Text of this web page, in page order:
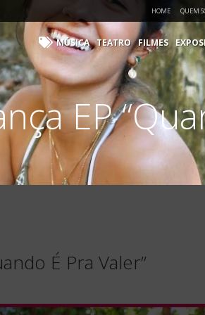
HOME QUEM
MÚSICA TEATRO FILMES
EP
É Pra Valer”